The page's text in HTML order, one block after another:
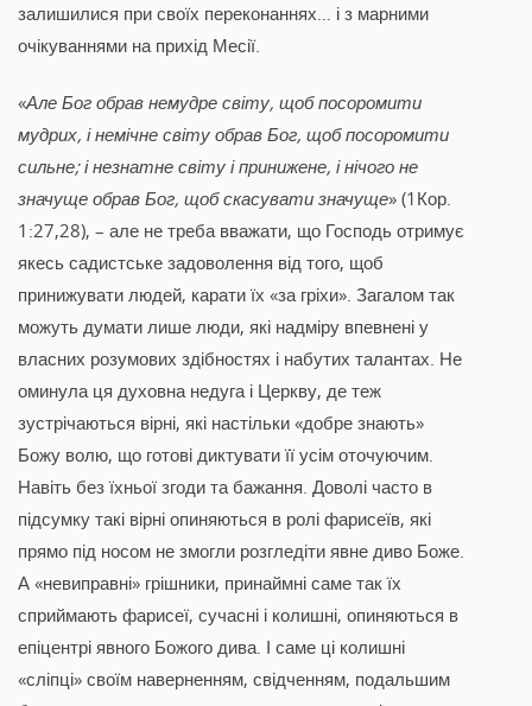
залишилися при своїх переконаннях… і з марними
очікуваннями на прихід Месії.
«Але Бог обрав немудре світу, щоб посоромити
мудрих, і немічне світу обрав Бог, щоб посоромити
сильне; і незнатне світу і принижене, і нічого не
значуще обрав Бог, щоб скасувати значуще» (1Кор.
1:27,28), – але не треба вважати, що Господь отримує
якесь садистське задоволення від того, щоб
принижувати людей, карати їх «за гріхи». Загалом так
можуть думати лише люди, які надміру впевнені у
власних розумових здібностях і набутих талантах. Не
оминула ця духовна недуга і Церкву, де теж
зустрічаються вірні, які настільки «добре знають»
Божу волю, що готові диктувати її усім оточуючим.
Навіть без їхньої згоди та бажання. Доволі часто в
підсумку такі вірні опиняються в ролі фарисеїв, які
прямо під носом не змогли розгледіти явне диво Боже.
А «невиправні» грішники, принаймні саме так їх
сприймають фарисеї, сучасні і колишні, опиняються в
епіцентрі явного Божого дива. І саме ці колишні
«сліпці» своїм наверненням, свідченням, подальшим